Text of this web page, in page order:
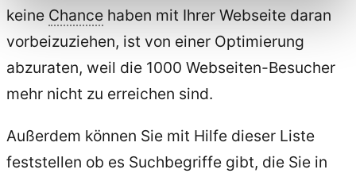
keine Chance haben mit Ihrer Webseite daran
vorbeizuziehen, ist von einer Optimierung
abzuraten, weil die 1000 Webseiten-Besucher
mehr nicht zu erreichen sind.
Außerdem können Sie mit Hilfe dieser Liste
feststellen ob es Suchbegriffe gibt, die Sie in